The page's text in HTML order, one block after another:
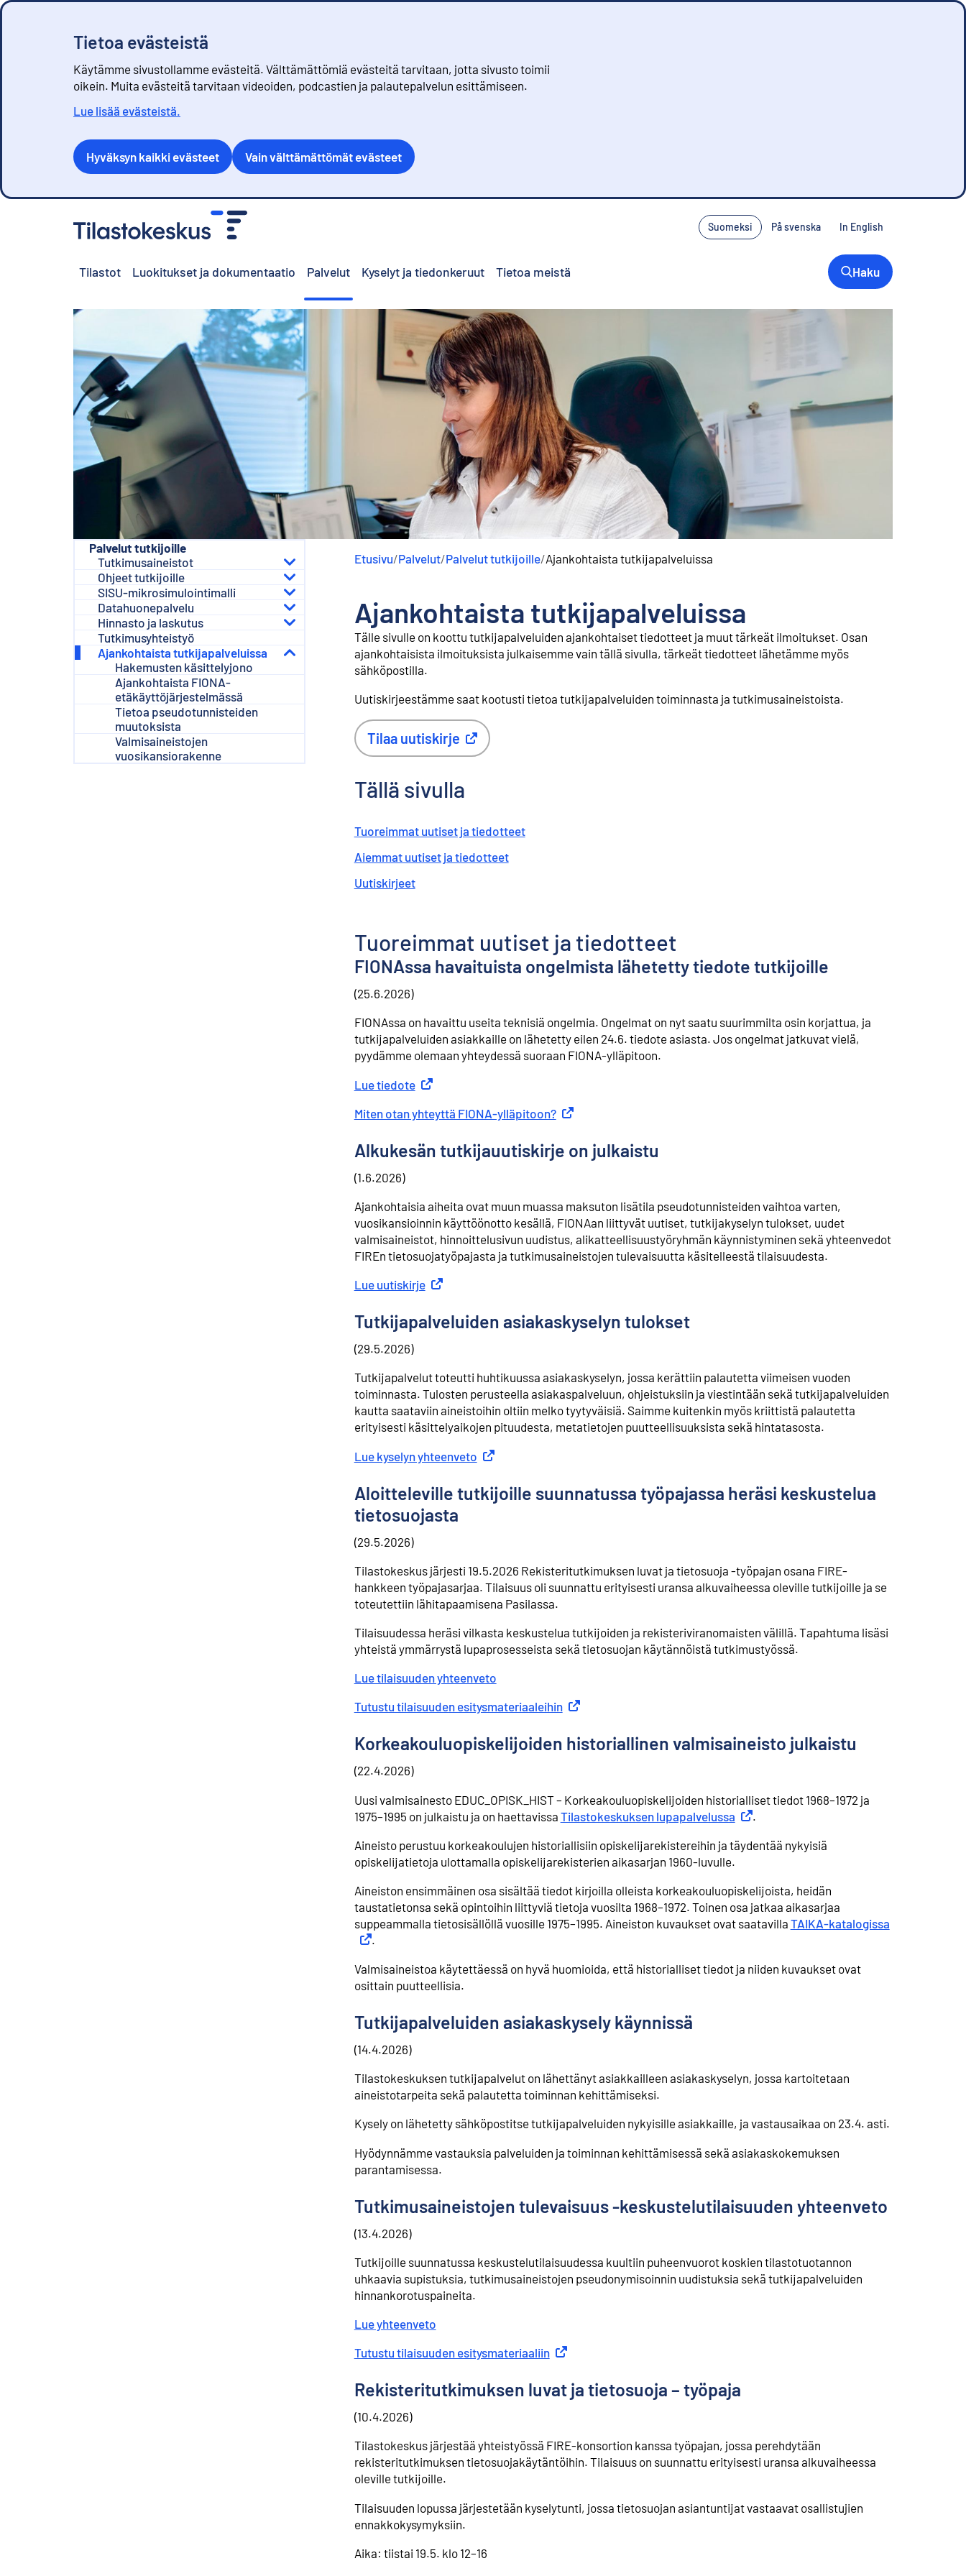
Tietoa evästeistä
Käytämme sivustollamme evästeitä. Välttämättömiä evästeitä tarvitaan, jotta sivusto toimii
oikein. Muita evästeitä tarvitaan videoiden, podcastien ja palautepalvelun esittämiseen.
Lue lisää evästeistä.
Hyväksyn kaikki evästeet Vain välttämättömät evästeet
Suomeksi På svenska
Denna sida finns inte på svenska. Tryck
In English
Tilastot Luokitukset ja dokumentaatio Palvelut Kyselyt ja tiedonkeruut Tietoa meistä Haku
Palvelut tutkijoille
Tutkimusaineistot
Ohjeet tutkijoille
SISU-mikrosimulointimalli
Datahuonepalvelu
Hinnasto ja laskutus
Tutkimusyhteistyö
Ajankohtaista tutkijapalveluissa
Hakemusten käsittelyjono
Ajankohtaista FIONA-
etäkäyttöjärjestelmässä
Tietoa pseudotunnisteiden
muutoksista
Valmisaineistojen
vuosikansiorakenne
Etusivu/Palvelut/Palvelut tutkijoille/Ajankohtaista tutkijapalveluissa
Ajankohtaista tutkijapalveluissa
Tälle sivulle on koottu tutkijapalveluiden ajankohtaiset tiedotteet ja muut tärkeät ilmoitukset. Osan
ajankohtaisista ilmoituksista julkaisemme vain tällä sivulla, tärkeät tiedotteet lähetämme myös
sähköpostilla.
Uutiskirjeestämme saat kootusti tietoa tutkijapalveluiden toiminnasta ja tutkimusaineistoista.
Tilaa uutiskirje
Ulkoinen linkki
Tällä sivulla
Tuoreimmat uutiset ja tiedotteet
Aiemmat uutiset ja tiedotteet
Uutiskirjeet
Tuoreimmat uutiset ja tiedotteet
FIONAssa havaituista ongelmista lähetetty tiedote tutkijoille
(25.6.2026)
FIONAssa on havaittu useita teknisiä ongelmia. Ongelmat on nyt saatu suurimmilta osin korjattua, ja
tutkijapalveluiden asiakkaille on lähetetty eilen 24.6. tiedote asiasta. Jos ongelmat jatkuvat vielä,
pyydämme olemaan yhteydessä suoraan FIONA-ylläpitoon.
Lue tiedoteUlkoinen linkki
Miten otan yhteyttä FIONA-ylläpitoon?Ulkoinen linkki
Alkukesän tutkijauutiskirje on julkaistu
(1.6.2026)
Ajankohtaisia aiheita ovat muun muassa maksuton lisätila pseudotunnisteiden vaihtoa varten,
vuosikansioinnin käyttöönotto kesällä, FIONAan liittyvät uutiset, tutkijakyselyn tulokset, uudet
valmisaineistot, hinnoittelusivun uudistus, alikatteellisuustyöryhmän käynnistyminen sekä yhteenvedot
FIREn tietosuojatyöpajasta ja tutkimusaineistojen tulevaisuutta käsitelleestä tilaisuudesta.
Lue uutiskirjeUlkoinen linkki
Tutkijapalveluiden asiakaskyselyn tulokset
(29.5.2026)
Tutkijapalvelut toteutti huhtikuussa asiakaskyselyn, jossa kerättiin palautetta viimeisen vuoden
toiminnasta. Tulosten perusteella asiakaspalveluun, ohjeistuksiin ja viestintään sekä tutkijapalveluiden
kautta saataviin aineistoihin oltiin melko tyytyväisiä. Saimme kuitenkin myös kriittistä palautetta
erityisesti käsittelyaikojen pituudesta, metatietojen puutteellisuuksista sekä hintatasosta.
Lue kyselyn yhteenveto Ulkoinen linkki
Aloitteleville tutkijoille suunnatussa työpajassa heräsi keskustelua
tietosuojasta
(29.5.2026)
Tilastokeskus järjesti 19.5.2026 Rekisteritutkimuksen luvat ja tietosuoja -työpajan osana FIRE-
hankkeen työpajasarjaa. Tilaisuus oli suunnattu erityisesti uransa alkuvaiheessa oleville tutkijoille ja se
toteutettiin lähitapaamisena Pasilassa.
Tilaisuudessa heräsi vilkasta keskustelua tutkijoiden ja rekisteriviranomaisten välillä. Tapahtuma lisäsi
yhteistä ymmärrystä lupaprosesseista sekä tietosuojan käytännöistä tutkimustyössä.
Lue tilaisuuden yhteenveto
Tutustu tilaisuuden esitysmateriaaleihinUlkoinen linkki
Korkeakouluopiskelijoiden historiallinen valmisaineisto julkaistu
(22.4.2026)
Uusi valmisainesto EDUC_OPISK_HIST – Korkeakouluopiskelijoiden historialliset tiedot 1968–1972 ja
1975–1995 on julkaistu ja on haettavissa Tilastokeskuksen lupapalvelussa Ulkoinen linkki
.
Aineisto perustuu korkeakoulujen historiallisiin opiskelijarekistereihin ja täydentää nykyisiä
opiskelijatietoja ulottamalla opiskelijarekisterien aikasarjan 1960‑luvulle.
Aineiston ensimmäinen osa sisältää tiedot kirjoilla olleista korkeakouluopiskelijoista, heidän
taustatietonsa sekä opintoihin liittyviä tietoja vuosilta 1968–1972. Toinen osa jatkaa aikasarjaa
suppeammalla tietosisällöllä vuosille 1975–1995. Aineiston kuvaukset ovat saatavilla TAIKA‑katalogissa
.
Valmisaineistoa käytettäessä on hyvä huomioida, että historialliset tiedot ja niiden kuvaukset ovat
osittain puutteellisia.
Tutkijapalveluiden asiakaskysely käynnissä
(14.4.2026)
Tilastokeskuksen tutkijapalvelut on lähettänyt asiakkailleen asiakaskyselyn, jossa kartoitetaan
aineistotarpeita sekä palautetta toiminnan kehittämiseksi.
Kysely on lähetetty sähköpostitse tutkijapalveluiden nykyisille asiakkaille, ja vastausaikaa on 23.4. asti.
Hyödynnämme vastauksia palveluiden ja toiminnan kehittämisessä sekä asiakaskokemuksen
parantamisessa.
Tutkimusaineistojen tulevaisuus -keskustelutilaisuuden yhteenveto
(13.4.2026)
Tutkijoille suunnatussa keskustelutilaisuudessa kuultiin puheenvuorot koskien tilastotuotannon
uhkaavia supistuksia, tutkimusaineistojen pseudonymisoinnin uudistuksia sekä tutkijapalveluiden
hinnankorotuspaineita.
Lue yhteenveto
Tutustu tilaisuuden esitysmateriaaliinUlkoinen linkki
Rekisteritutkimuksen luvat ja tietosuoja – työpaja
(10.4.2026)
Tilastokeskus järjestää yhteistyössä FIRE-konsortion kanssa työpajan, jossa perehdytään
rekisteritutkimuksen tietosuojakäytäntöihin. Tilaisuus on suunnattu erityisesti uransa alkuvaiheessa
oleville tutkijoille.
Tilaisuuden lopussa järjestetään kyselytunti, jossa tietosuojan asiantuntijat vastaavat osallistujien
ennakkokysymyksiin.
Aika: tiistai 19.5. klo 12–16